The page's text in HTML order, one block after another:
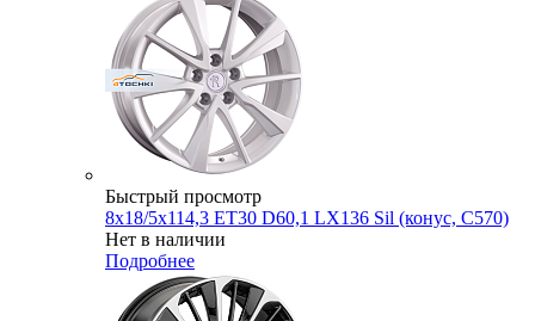
Быстрый просмотр
8x18/5x114,3 ET30 D60,1 LX136 Sil (конус, C570)
Нет в наличии
Подробнее